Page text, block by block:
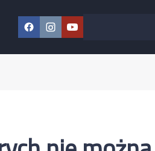
Facebook
Instagram
YouTube
Szukaj w serwisie